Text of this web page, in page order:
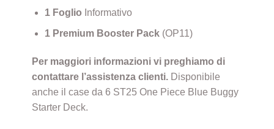
1 Foglio Informativo
1 Premium Booster Pack(OP11)
Per maggiori informazioni vi preghiamo di
contattare l’assistenza clienti. Disponibile
anche il case da 6 ST25 One Piece Blue Buggy
Starter Deck.